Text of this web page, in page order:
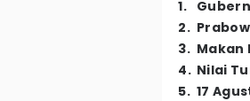
1.
2.
3. Makan
4. Nilai
5. 17